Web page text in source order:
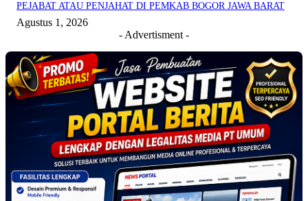
PEJABAT ATAU PENJAHAT DI PEMKAB BOGOR JAWA BARAT
Agustus 1, 2026
- Advertisment -